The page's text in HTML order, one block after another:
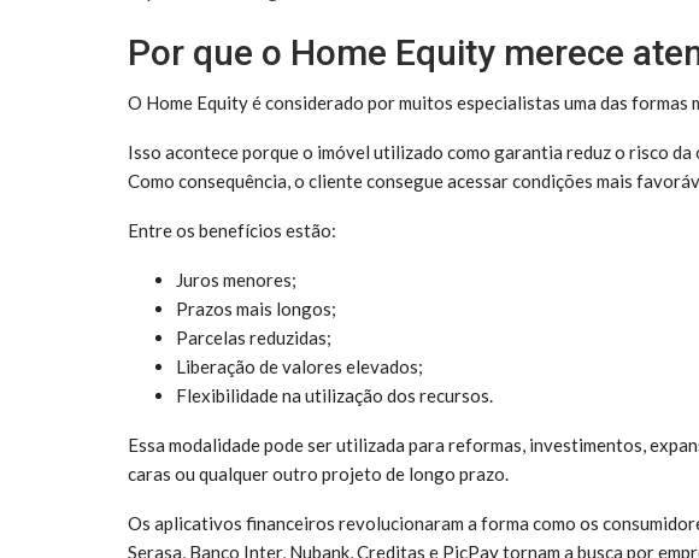
Por que o Home Equity merece
O Home Equity é considerado por muitos especialistas uma das
Isso acontece porque o imóvel utilizado como garantia reduz o risco
Como consequência, o cliente consegue acessar condições mais
Entre os benefícios estão:
Juros menores;
Prazos mais longos;
Parcelas reduzidas;
Liberação de valores elevados;
Flexibilidade na utilização dos recursos.
Essa modalidade pode ser utilizada para reformas, investimentos,
caras ou qualquer outro projeto de longo prazo.
Os aplicativos financeiros revolucionaram a forma como os
Serasa, Banco Inter, Nubank, Creditas e PicPay tornam a busca por